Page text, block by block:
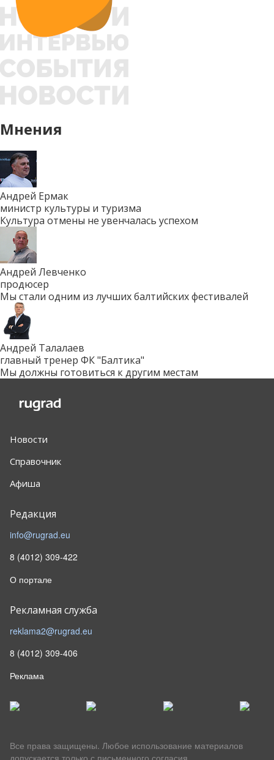
Мнения
Андрей Ермак
министр культуры и туризма
Культура отмены не увенчалась успехом
Андрей Левченко
продюсер
Мы стали одним из лучших балтийских фестивалей
Андрей Талалаев
главный тренер ФК "Балтика"
Мы должны готовиться к другим местам
Новости
Справочник
Афиша
Редакция
info@rugrad.eu
8 (4012) 309-422
О портале
Рекламная служба
reklama2@rugrad.eu
8 (4012) 309-406
Реклама
Все права защищены. Любое использование материалов